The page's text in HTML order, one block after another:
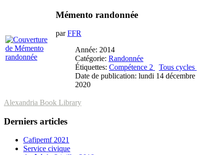
Mémento randonnée
parFFR
Année: 2014
Catégorie: Randonnée
Étiquettes: Compétence 2
Tous cycles
Date de publication: lundi 14 décembre
2020
Alexandria Book Library
Derniers articles
Cafipemf 2021
Service civique